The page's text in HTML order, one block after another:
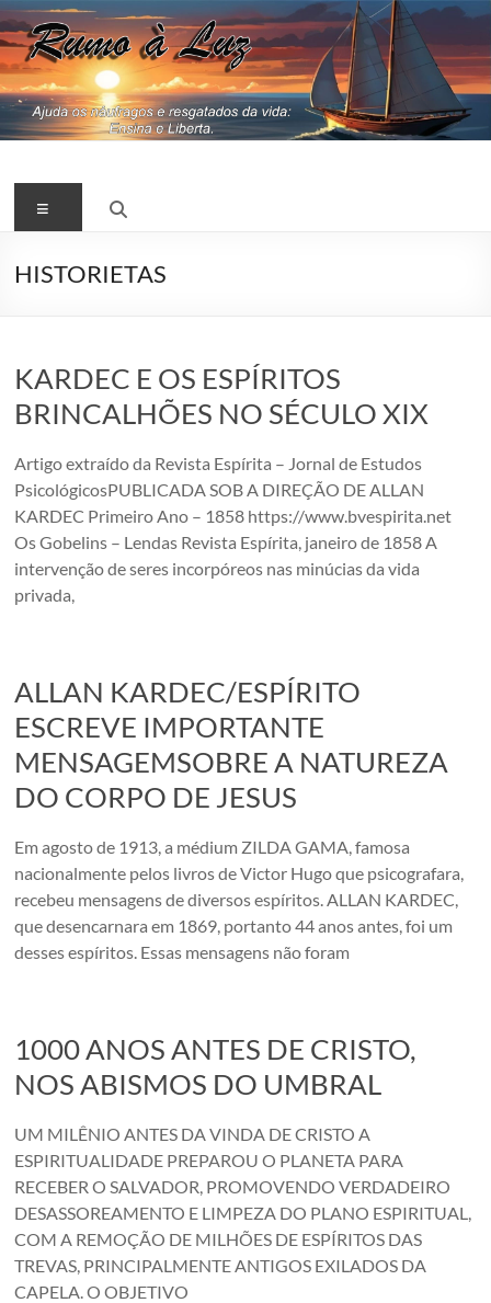
Pular
para
o
conteúdo
RUMO
A
LUZ
Menu
HISTORIETAS
KARDEC E OS ESPÍRITOS
BRINCALHÕES NO SÉCULO XIX
Artigo extraído da Revista Espírita – Jornal de Estudos
PsicológicosPUBLICADA SOB A DIREÇÃO DE ALLAN
KARDEC Primeiro Ano – 1858 https://www.bvespirita.net
Os Gobelins – Lendas Revista Espírita, janeiro de 1858 A
intervenção de seres incorpóreos nas minúcias da vida
privada,
ALLAN KARDEC/ESPÍRITO
ESCREVE IMPORTANTE
MENSAGEMSOBRE A NATUREZA
DO CORPO DE JESUS
Em agosto de 1913, a médium ZILDA GAMA, famosa
nacionalmente pelos livros de Victor Hugo que psicografara,
recebeu mensagens de diversos espíritos. ALLAN KARDEC,
que desencarnara em 1869, portanto 44 anos antes, foi um
desses espíritos. Essas mensagens não foram
1000 ANOS ANTES DE CRISTO,
NOS ABISMOS DO UMBRAL
UM MILÊNIO ANTES DA VINDA DE CRISTO A
ESPIRITUALIDADE PREPAROU O PLANETA PARA
RECEBER O SALVADOR, PROMOVENDO VERDADEIRO
DESASSOREAMENTO E LIMPEZA DO PLANO ESPIRITUAL,
COM A REMOÇÃO DE MILHÕES DE ESPÍRITOS DAS
TREVAS, PRINCIPALMENTE ANTIGOS EXILADOS DA
CAPELA. O OBJETIVO